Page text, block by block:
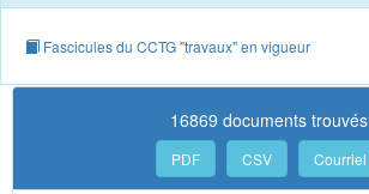
Fascicules du CCTG "travaux" en vigueur
16869 documents trouvés
PDF CSV Courriel